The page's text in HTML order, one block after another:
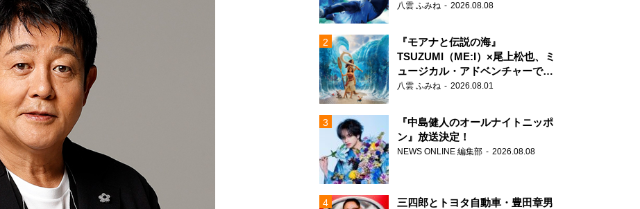
八雲 ふみね 2026.08.08
『モアナと伝説の海』
TSUZUMI（ME:I）×尾上松也、ミ
ュージカル・アドベンチャーで美
声を響かせる
八雲 ふみね 2026.08.01
『中島健人のオールナイトニッポ
ン』放送決定！
NEWS ONLINE 編集部 2026.08.08
三四郎とトヨタ自動車・豊田章男